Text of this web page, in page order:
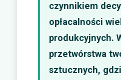
czynnikiem
opłacalności
produkcyjnych.
przetwórstwa
sztucznych,